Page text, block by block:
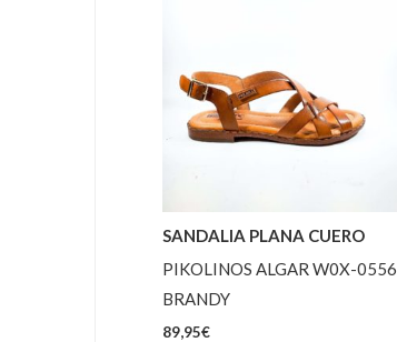
SANDALIA PLANA CUERO
PIKOLINOS ALGAR W0X-0556
BRANDY
89,95€